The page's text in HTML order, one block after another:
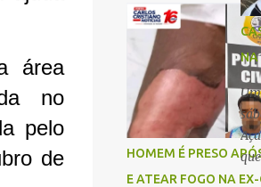
área
no
pelo
de
HOMEM É PRESO
E ATEAR FOGO NA
de
o
NA